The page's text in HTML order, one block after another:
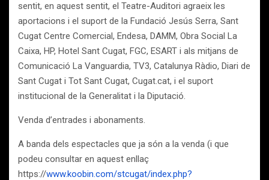
sentit, en aquest sentit, el Teatre-Auditori agraeix les
aportacions i el suport de la Fundació Jesús Serra, Sant
Cugat Centre Comercial, Endesa, DAMM, Obra Social La
Caixa, HP, Hotel Sant Cugat, FGC, ESART i als mitjans de
Comunicació La Vanguardia, TV3, Catalunya Ràdio, Diari de
Sant Cugat i Tot Sant Cugat, Cugat.cat, i el suport
institucional de la Generalitat i la Diputació.
Venda d’entrades i abonaments.
A banda dels espectacles que ja són a la venda (i que
podeu consultar en aquest enllaç
https://www.koobin.com/stcugat/index.php?